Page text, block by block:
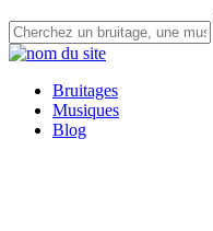
Bruitages
Musiques
Blog